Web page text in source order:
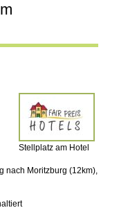
Stellplatz am Hotel
nach Moritzburg (12km),